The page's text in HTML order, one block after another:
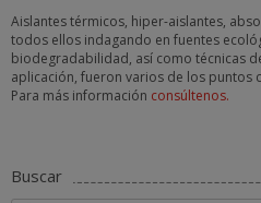
Aislantes térmicos, hiper-aislantes,
todos ellos indagando en fuentes
biodegradabilidad, así como técnicas
aplicación, fueron varios de los puntos
Para más información consúltenos.
Buscar